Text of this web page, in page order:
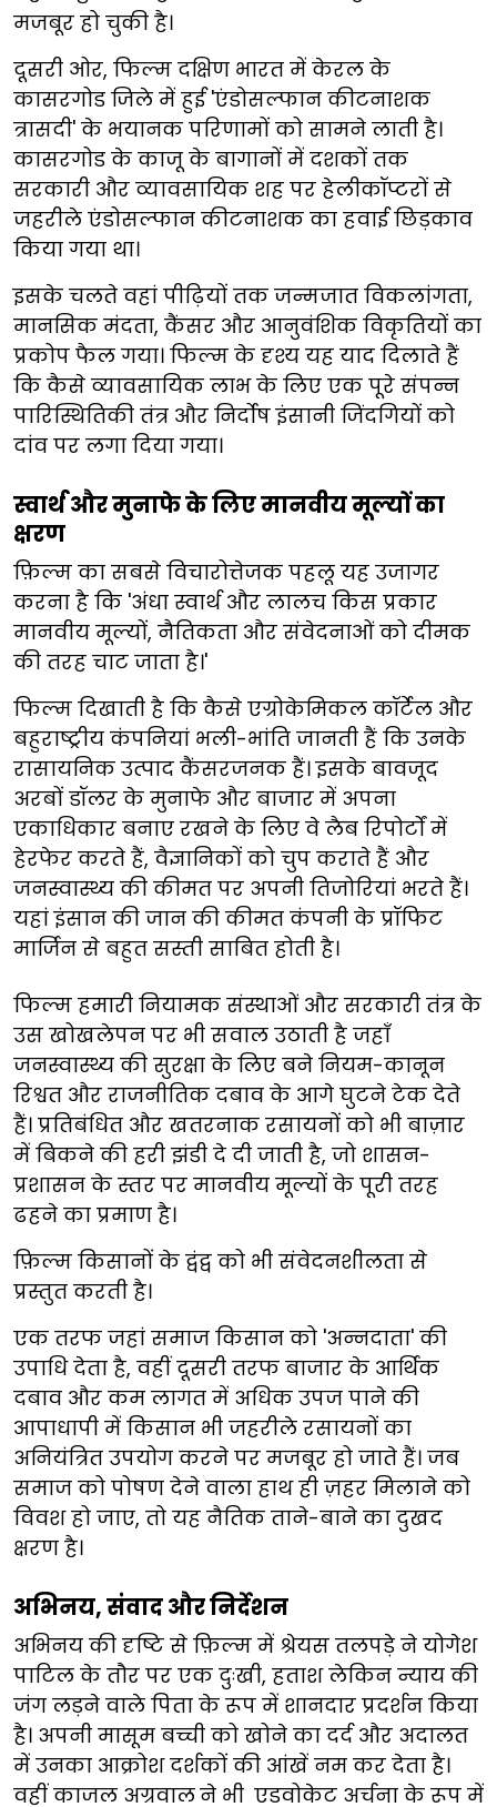
मजबूर हो चुकी है।
दूसरी ओर, फिल्म दक्षिण भारत में केरल के
कासरगोड जिले में हुई 'एंडोसल्फान कीटनाशक
त्रासदी' के भयानक परिणामों को सामने लाती है।
कासरगोड के काजू के बागानों में दशकों तक
सरकारी और व्यावसायिक शह पर हेलीकॉप्टरों से
जहरीले एंडोसल्फान कीटनाशक का हवाई छिड़काव
किया गया था।
इसके चलते वहां पीढ़ियों तक जन्मजात विकलांगता,
मानसिक मंदता, कैंसर और आनुवंशिक विकृतियों का
प्रकोप फैल गया। फिल्म के दृश्य यह याद दिलाते हैं
कि कैसे व्यावसायिक लाभ के लिए एक पूरे संपन्न
पारिस्थितिकी तंत्र और निर्दोष इंसानी जिंदगियों को
दांव पर लगा दिया गया।
स्वार्थ और मुनाफे के लिए मानवीय मूल्यों का
क्षरण
फ़िल्म का सबसे विचारोत्तेजक पहलू यह उजागर
करना है कि 'अंधा स्वार्थ और लालच किस प्रकार
मानवीय मूल्यों, नैतिकता और संवेदनाओं को दीमक
की तरह चाट जाता है।'
फिल्म दिखाती है कि कैसे एग्रोकेमिकल कॉर्टेल और
बहुराष्ट्रीय कंपनियां भली-भांति जानती हैं कि उनके
रासायनिक उत्पाद कैंसरजनक हैं। इसके बावजूद
अरबों डॉलर के मुनाफे और बाजार में अपना
एकाधिकार बनाए रखने के लिए वे लैब रिपोर्टों में
हेरफेर करते हैं, वैज्ञानिकों को चुप कराते हैं और
जनस्वास्थ्य की कीमत पर अपनी तिजोरियां भरते हैं।
यहां इंसान की जान की कीमत कंपनी के प्रॉफिट
मार्जिन से बहुत सस्ती साबित होती है।
फिल्म हमारी नियामक संस्थाओं और सरकारी तंत्र के
उस खोखलेपन पर भी सवाल उठाती है जहाँ
जनस्वास्थ्य की सुरक्षा के लिए बने नियम-कानून
रिश्वत और राजनीतिक दबाव के आगे घुटने टेक देते
हैं। प्रतिबंधित और खतरनाक रसायनों को भी बाज़ार
में बिकने की हरी झंडी दे दी जाती है, जो शासन-
प्रशासन के स्तर पर मानवीय मूल्यों के पूरी तरह
ढहने का प्रमाण है।
फ़िल्म किसानों के द्वंद्व को भी संवेदनशीलता से
प्रस्तुत करती है।
एक तरफ जहां समाज किसान को 'अन्नदाता' की
उपाधि देता है, वहीं दूसरी तरफ बाजार के आर्थिक
दबाव और कम लागत में अधिक उपज पाने की
आपाधापी में किसान भी जहरीले रसायनों का
अनियंत्रित उपयोग करने पर मजबूर हो जाते हैं। जब
समाज को पोषण देने वाला हाथ ही ज़हर मिलाने को
विवश हो जाए, तो यह नैतिक ताने-बाने का दुखद
क्षरण है।
अभिनय, संवाद और निर्देशन
अभिनय की दृष्टि से फ़िल्म में श्रेयस तलपड़े ने योगेश
पाटिल के तौर पर एक दुःखी, हताश लेकिन न्याय की
जंग लड़ने वाले पिता के रूप में शानदार प्रदर्शन किया
है। अपनी मासूम बच्ची को खोने का दर्द और अदालत
में उनका आक्रोश दर्शकों की आंखें नम कर देता है।
वहीं काजल अग्रवालने भी एडवोकेट अर्चना के रूप में